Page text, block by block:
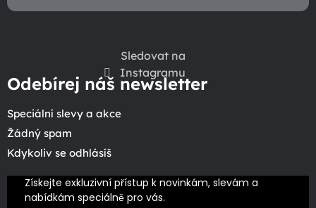
Sledovat na
Instagramu
Odebírej náš newsletter
Speciální slevy a akce
Žádný spam
Kdykoliv se odhlásíš
Získejte exkluzivní přístup k novinkám, slevám a
nabídkám speciálně pro vás.